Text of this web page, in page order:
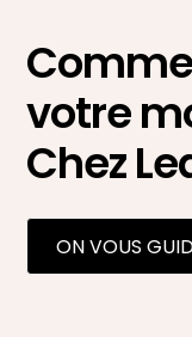
votre
Chez
ON VOUS